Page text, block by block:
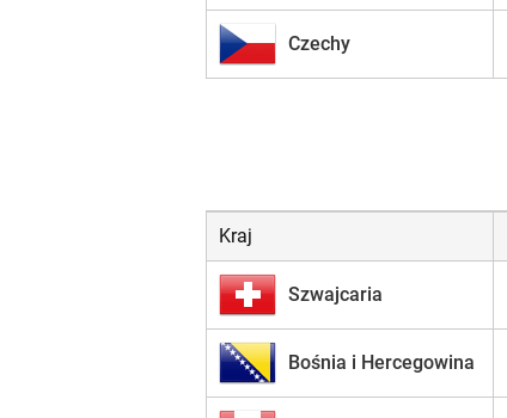
Czechy
Kraj
Szwajcaria
Bośnia i Hercegowina